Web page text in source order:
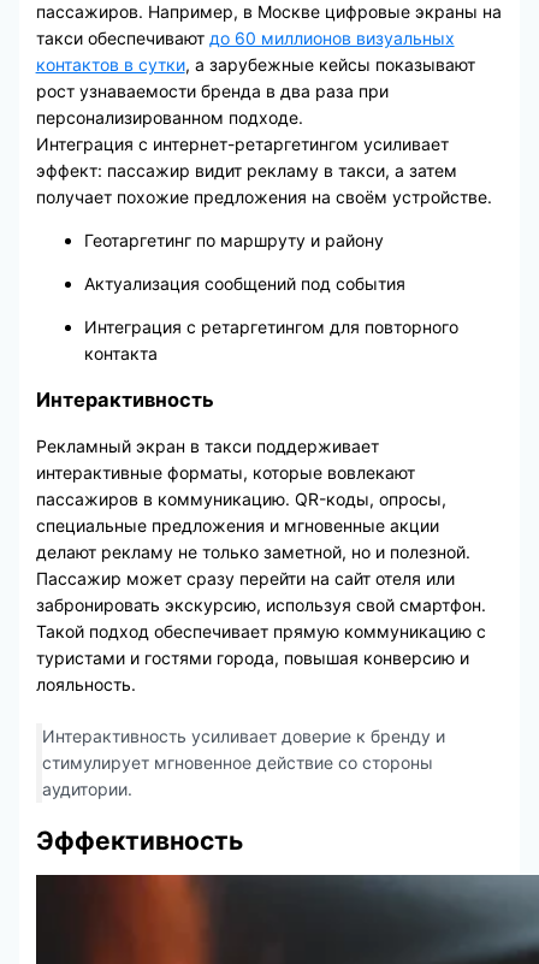
пассажиров. Например, в Москве цифровые экраны на
такси обеспечивают до 60 миллионов визуальных
контактов в сутки, а зарубежные кейсы показывают
рост узнаваемости бренда в два раза при
персонализированном подходе.
Интеграция с интернет-ретаргетингом усиливает
эффект: пассажир видит рекламу в такси, а затем
получает похожие предложения на своём устройстве.
Геотаргетинг по маршруту и району
Актуализация сообщений под события
Интеграция с ретаргетингом для повторного
контакта
Интерактивность
Рекламный экран в такси поддерживает
интерактивные форматы, которые вовлекают
пассажиров в коммуникацию. QR-коды, опросы,
специальные предложения и мгновенные акции
делают рекламу не только заметной, но и полезной.
Пассажир может сразу перейти на сайт отеля или
забронировать экскурсию, используя свой смартфон.
Такой подход обеспечивает прямую коммуникацию с
туристами и гостями города, повышая конверсию и
лояльность.
Интерактивность усиливает доверие к бренду и
стимулирует мгновенное действие со стороны
аудитории.
Эффективность